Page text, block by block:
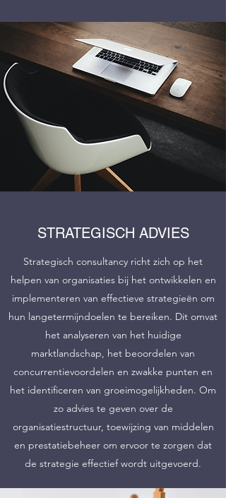
STRATEGISCH ADVIES
Strategisch consultancy richt zich op het
helpen van organisaties bij het ontwikkelen en
implementeren van effectieve strategieën om
hun langetermijndoelen te bereiken. Dit omvat
het analyseren van het huidige
marktlandschap, het beoordelen van
concurrentievoordelen en zwakke punten en
het identificeren van groeimogelijkheden. Om
zo advies te geven over de
organisatiestructuur, toewijzing van middelen
en prestatiebeheer om ervoor te zorgen dat
de strategie effectief wordt uitgevoerd.